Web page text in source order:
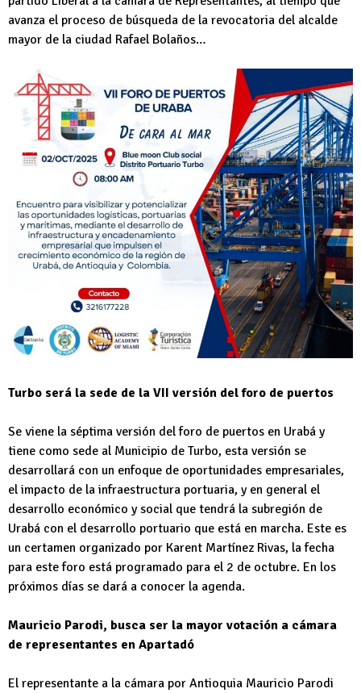
avanza el proceso de búsqueda de la revocatoria del alcalde
mayor de la ciudad Rafael Bolaños…
Turbo será la sede de la VII versión del foro de puertos
Se viene la séptima versión del foro de puertos en Urabá y
tiene como sede al Municipio de Turbo, esta versión se
desarrollará con un enfoque de oportunidades empresariales,
el impacto de la infraestructura portuaria, y en general el
desarrollo económico y social que tendrá la subregión de
Urabá con el desarrollo portuario que está en marcha. Este es
un certamen organizado por Karent Martínez Rivas, la fecha
para este foro está programado para el 2 de octubre. En los
próximos días se dará a conocer la agenda.
Mauricio Parodi, busca ser la mayor votación a cámara
de representantes en Apartadó
El representante a la cámara por Antioquia Mauricio Parodi